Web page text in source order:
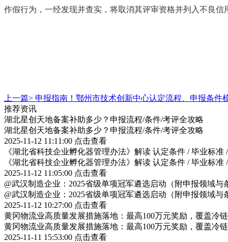
作假行为，一经发现并查实，将取消其评审资格并列入不良信
上一篇> 申报指南！鄂州市技术创新中心认定流程、申报条件
推荐资讯
湖北星创天地备案补助多少？申报流程/条件/考评全攻略
湖北星创天地备案补助多少？申报流程/条件/考评全攻略
2025-11-12 11:11:00 点击查看
《湖北省科技企业孵化器管理办法》解读 认定条件 / 毕业标准
《湖北省科技企业孵化器管理办法》解读 认定条件 / 毕业标准
2025-11-12 11:05:00 点击查看
@武汉制造企业：2025省级单项冠军遴选启动（附申报领域与
@武汉制造企业：2025省级单项冠军遴选启动（附申报领域与
2025-11-12 10:27:00 点击查看
黄冈物流业高质量发展措施落地：最高100万元奖励，覆盖冷
黄冈物流业高质量发展措施落地：最高100万元奖励，覆盖冷
2025-11-11 15:53:00 点击查看